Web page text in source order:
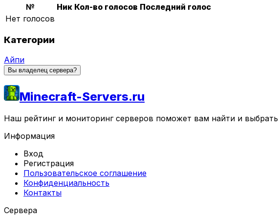
№ Ник Кол-во голосов Последний голос
Нет голосов
Категории
Айпи
Вы владелец сервера?
Minecraft-Servers.ru
Наш рейтинг и мониторинг серверов поможет вам найти и
Информация
Вход
Регистрация
Пользовательское соглашение
Конфиденциальность
Контакты
Сервера